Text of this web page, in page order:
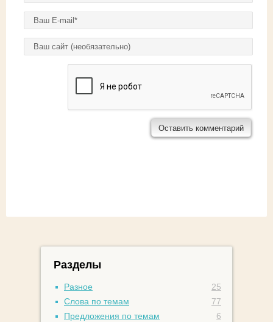
E-mail *
Домашняя страница
Разделы
Разное
25
Слова по темам
77
Предложения по темам
6